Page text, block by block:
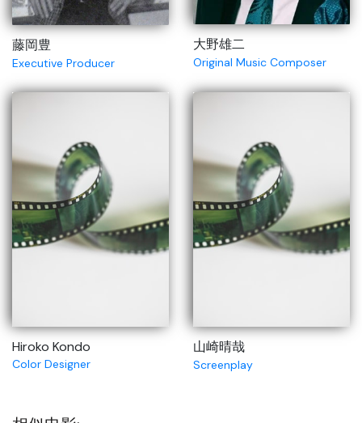
藤岡豊
Executive Producer
大野雄二
Original Music Composer
Hiroko Kondo
Color Designer
山崎晴哉
Screenplay